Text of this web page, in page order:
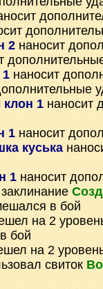
2 наносит
1 наносит
1 наносит
1 наносит
куська
1 наносит
в бой
на 2
бой
на 2
свиток